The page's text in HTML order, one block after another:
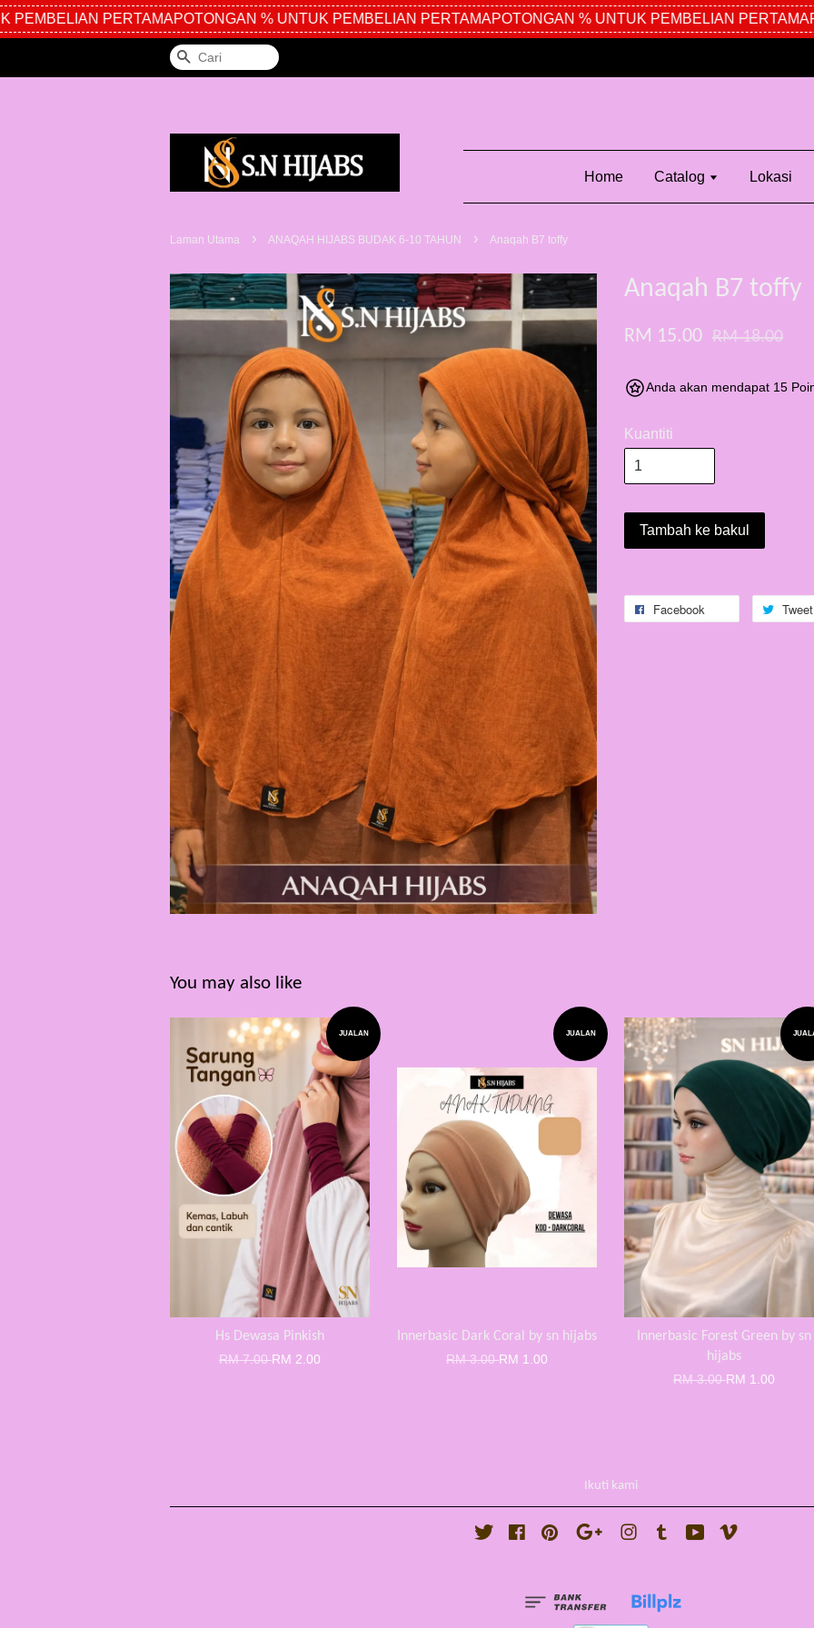
PERTAMAPOTONGAN % UNTUK PEMBELIAN PERTAMAPOTONGAN % UNTUK PEMBELIAN PERTAMA
Cari
Home Catalog Lokasi
Laman Utama › ANAQAH HIJABS BUDAK 6-10 TAHUN › Anaqah B7 toffy
Anaqah B7 toffy
RM 15.00 RM 18.00
Anda akan mendapat 15
Kuantiti
Tambah ke bakul
Facebook Tweet
You may also like
JUALAN
Hs Dewasa Pinkish
RM 7.00RM 2.00
JUALAN
Innerbasic Dark Coral by sn hijabs
RM 3.00RM 1.00
Innerbasic Forest Green by sn
hijabs
RM 3.00RM 1.00
Ikuti kami
Twitter FacebookPinterest Google Instagram
Tumblr YouTube